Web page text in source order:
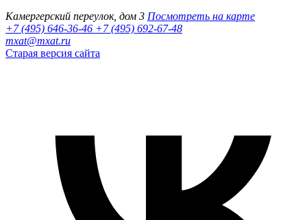
Камергерский переулок, дом 3 Посмотреть на карте
+7 (495) 646-36-46 +7 (495) 692-67-48‬
mxat@mxat.ru
Старая версия сайта